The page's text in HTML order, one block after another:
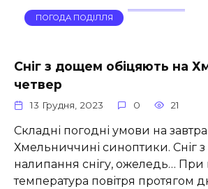
ПОГОДА ПОДІЛЛЯ
Сніг з дощем обіцяють на
четвер
13 Грудня, 2023 0 21
Складні погодні умови на
Хмельниччині синоптики. Сніг
налипання снігу, ожеледь…
температура повітря протягом